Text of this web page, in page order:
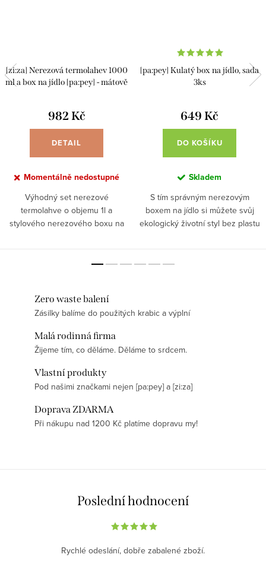
[zi:za] Nerezová termolahev 1000
ml a box na jídlo [pa:pey] - mátově
982 Kč
DETAIL
Momentálně nedostupné
Výhodný set nerezové
termolahve o objemu 1l a
stylového nerezového boxu na
už vymýšlet nemusíte, udělali
[pa:pey] Kulatý box na jídlo, sada
3ks
649 Kč
DO KOŠÍKU
Skladem
S tím správným nerezovým
boxem na jídlo si můžete svůj
ekologický životní styl bez plastu
ideální jak pro...
Zero waste balení
Zásilky balíme do použitých krabic a výplní
Malá rodinná firma
Žijeme tím, co děláme. Děláme to srdcem.
Vlastní produkty
Pod našimi značkami nejen [pa:pey] a [zi:za]
Doprava ZDARMA
Při nákupu nad 1200 Kč platíme dopravu my!
Poslední hodnocení
Rychlé odeslání, dobře zabalené zboží.